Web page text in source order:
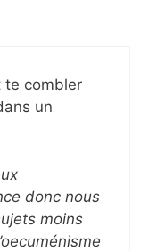
te combler
un
donc nous
moins